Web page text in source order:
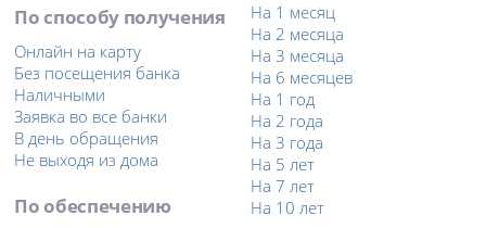
По способу получения
Онлайн на карту
Без посещения банка
Наличными
Заявка во все банки
В день обращения
Не выходя из дома
По обеспечению
На 1 месяц
На 2 месяца
На 3 месяца
На 6 месяцев
На 1 год
На 2 года
На 3 года
На 5 лет
На 7 лет
На 10 лет